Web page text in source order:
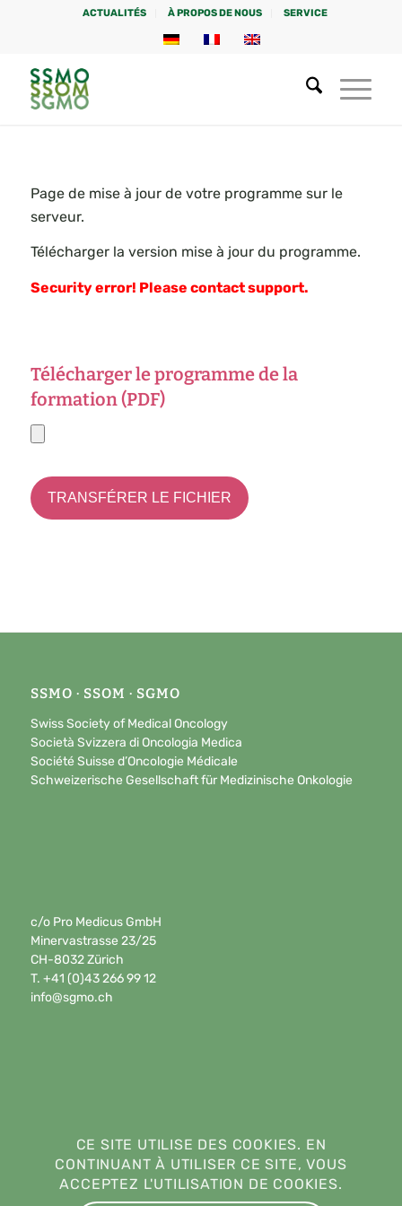
ACTUALITÉS À PROPOS DE NOUS SERVICE
Page de mise à jour de votre programme sur le
serveur.
Télécharger la version mise à jour du programme.
Security error! Please contact support.
Télécharger le programme de la
formation (PDF)
SSMO · SSOM · SGMO
Swiss Society of Medical Oncology
Società Svizzera di Oncologia Medica
Société Suisse d’Oncologie Médicale
Schweizerische Gesellschaft für Medizinische Onkologie
c/o Pro Medicus GmbH
Minervastrasse 23/25
CH-8032 Zürich
T. +41 (0)43 266 99 12
info@sgmo.ch
CE SITE UTILISE DES COOKIES. EN
CONTINUANT À UTILISER CE SITE, VOUS
ACCEPTEZ L'UTILISATION DE COOKIES.